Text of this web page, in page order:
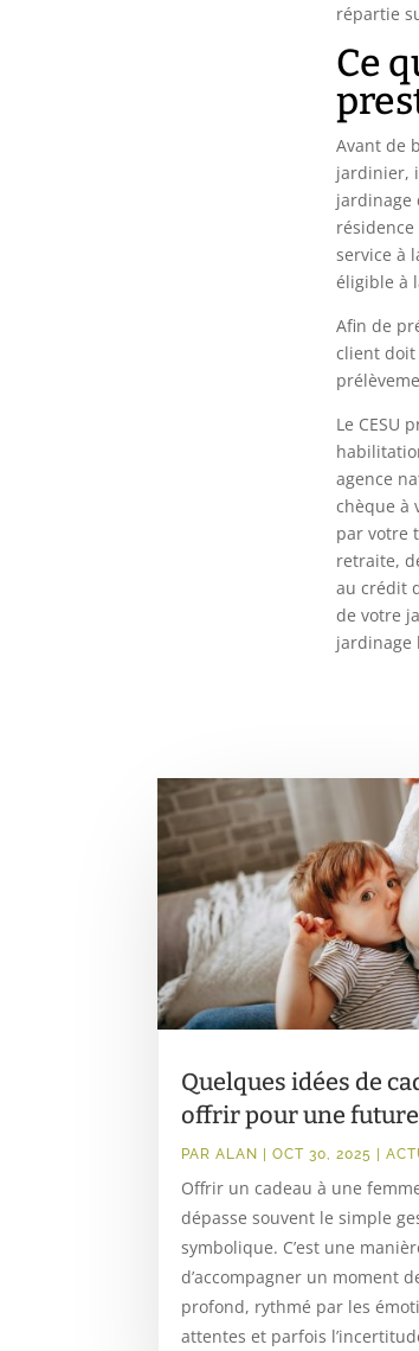
répartie
Ce
Avant de
jardinier,
jardinage
service à
éligible à
Afin de
client
Le CESU
agence
chèque à
par votre
retraite,
au crédit
de votre
jardinage
Quelques idées de
offrir pour une
PARALAN |OCT 30, 2025 |
Offrir un cadeau à une
dépasse souvent le simple
symbolique. C’est une
d’accompagner un moment
profond, rythmé par les
attentes et parfois